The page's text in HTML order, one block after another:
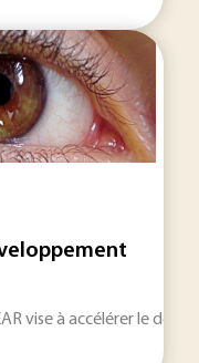
vise à accélérer le